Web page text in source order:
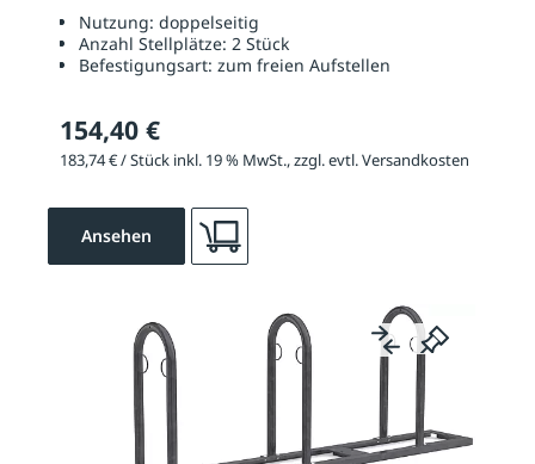
Nutzung: doppelseitig
Anzahl Stellplätze: 2 Stück
Befestigungsart: zum freien Aufstellen
154,40 €
183,74 € / Stück inkl. 19 % MwSt., zzgl. evtl. Versandkosten
Ansehen